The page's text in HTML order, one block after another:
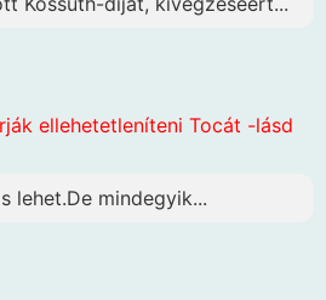
ellehetetleníteni Tocát -lásd
lehet.De mindegyik...